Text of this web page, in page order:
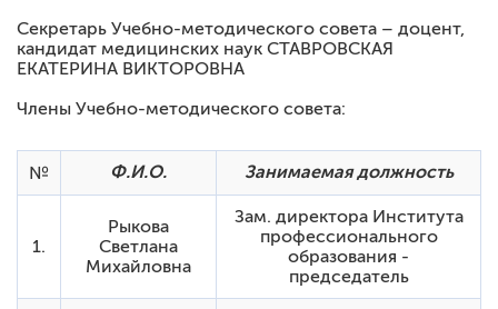
Секретарь Учебно-методического совета – доцент,
кандидат медицинских наук СТАВРОВСКАЯ
ЕКАТЕРИНА ВИКТОРОВНА
Члены Учебно-методического совета:
№ Ф.И.О. Занимаемая должность
1.
Рыкова
Светлана
Михайловна
Зам. директора Института
профессионального
образования -
председатель